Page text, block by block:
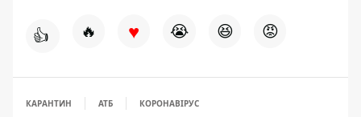
👍 🔥 ♥ 😭 😆 😡
КАРАНТИН АТБ КОРОНАВІРУС